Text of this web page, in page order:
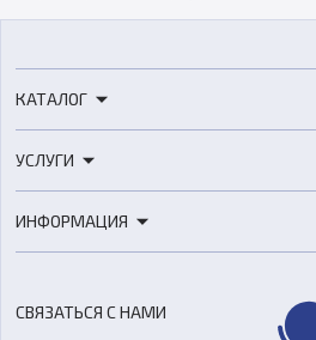
КАТАЛОГ
3D-сканеры
Расходные материалы
Оборудование и материалы для
Аксессуары и прочее оборудование
УСЛУГИ
3D-моделирование
ИНФОРМАЦИЯ
СВЯЗАТЬСЯ С НАМИ